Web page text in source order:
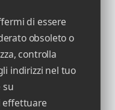
di essere
obsoleto o
controlla
indirizzi nel tuo
su